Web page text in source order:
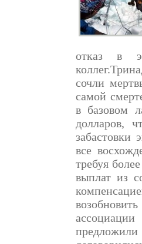
отказ в
сочли
самой
в базовом
долларов,
забастовки
все
требуя
выплат из